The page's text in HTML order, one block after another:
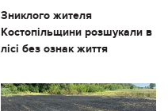
Зниклого жителя
Костопільщини розшукали в
лісі без ознак життя